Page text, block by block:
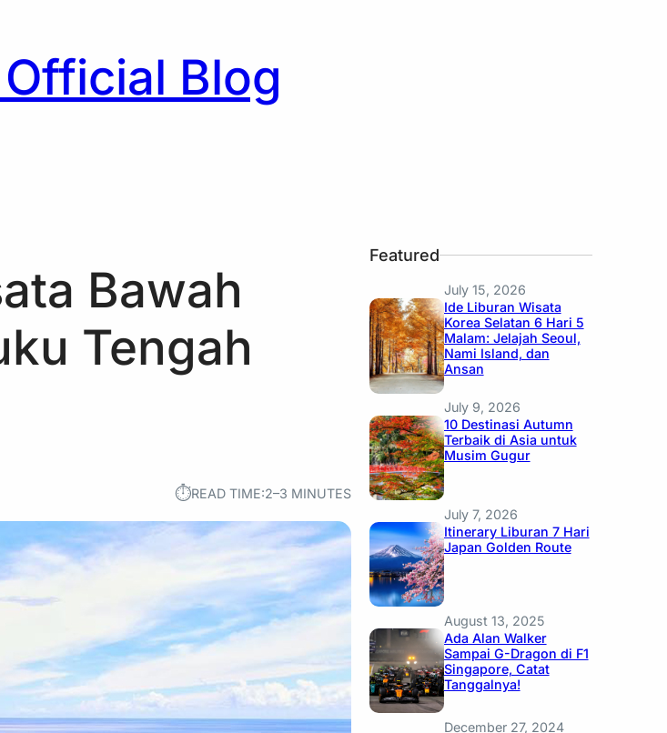
Blog
Bawah
Tengah
⏱︎READ TIME:2–3 MINUTES
Featured
July 15, 2026
Ide Liburan Wisata
Korea Selatan 6 Hari 5
Malam: Jelajah Seoul,
Nami Island, dan
Ansan
July 9, 2026
10 Destinasi Autumn
Terbaik di Asia untuk
Musim Gugur
July 7, 2026
Itinerary Liburan 7 Hari
Japan Golden Route
August 13, 2025
Ada Alan Walker
Sampai G-Dragon di F1
Singapore, Catat
Tanggalnya!
December 27, 2024